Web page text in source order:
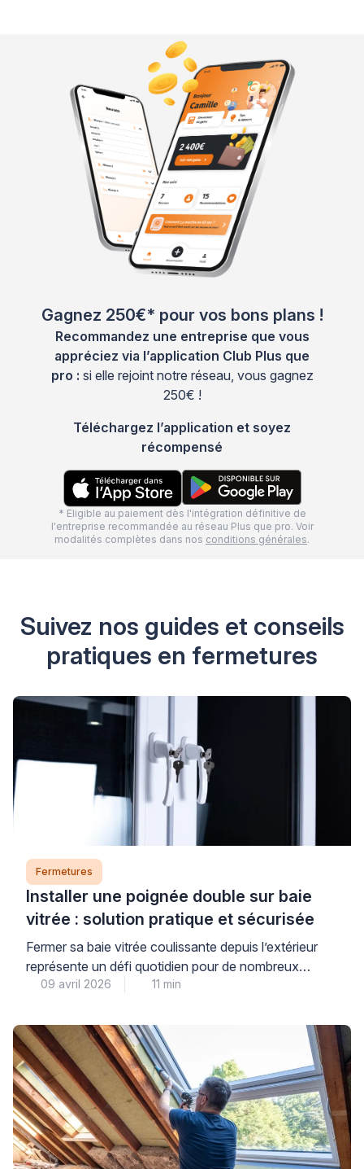
Gagnez 250€* pour vos bons plans !
Recommandez une entreprise que vous
appréciez via l’application Club Plus que
pro : si elle rejoint notre réseau, vous gagnez
250€ !
Téléchargez l’application et soyez
récompensé
* Eligible au paiement dès l'intégration définitive de
l'entreprise recommandée au réseau Plus que pro. Voir
modalités complètes dans nos conditions générales.
Suivez nos guides et conseils
pratiques en fermetures
Fermetures
Installer une poignée double sur baie
vitrée : solution pratique et sécurisée
Fermer sa baie vitrée coulissante depuis l’extérieur
représente un défi quotidien pour de nombreux
propriétaires. Cette situation se présente
ou d’une terrasse sans laisser son logement ouvert.
La poignée double baie vitrée constitue une réponse
adaptée à cette problématique courante. Elle permet
de manœuvrer la menuiserie des deux côtés […]
09 avril 2026 11 min